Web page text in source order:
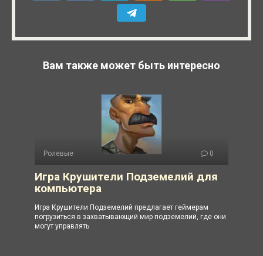
Вам также может быть интересно
Ролевые 0
Игра Крушители Подземелий для
компьютера
Игра Крушители Подземелий предлагает геймерам
погрузиться в захватывающий мир подземелий, где они
могут управлять